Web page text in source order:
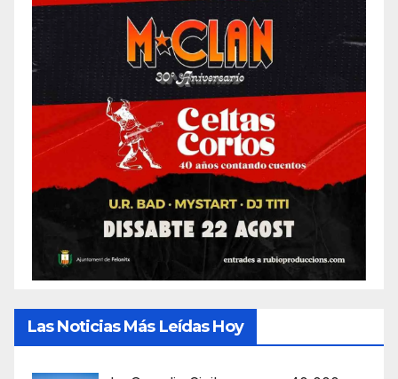
Las Noticias Más Leídas Hoy